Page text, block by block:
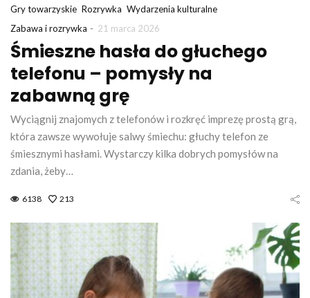
Gry towarzyskie Rozrywka Wydarzenia kulturalne
Zabawa i rozrywka - 21 marca 2026
Śmieszne hasła do głuchego
telefonu – pomysły na
zabawną grę
Wyciągnij znajomych z telefonów i rozkręć imprezę prostą grą,
która zawsze wywołuje salwy śmiechu: głuchy telefon ze
śmiesznymi hasłami. Wystarczy kilka dobrych pomysłów na
zdania, żeby…
6138 213